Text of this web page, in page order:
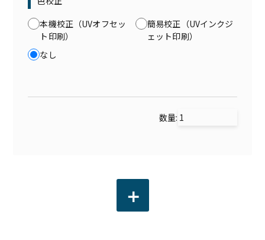
本機校正（UVオフセッ
ト印刷）
簡易校正（UVインクジ
ェット印刷）
なし
数量: